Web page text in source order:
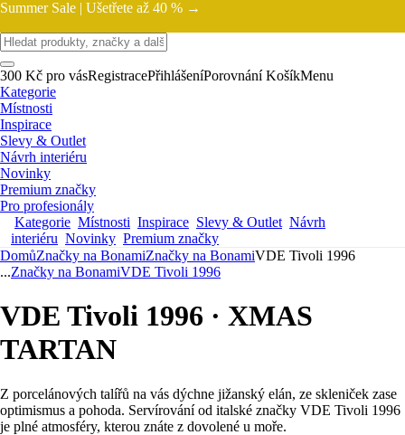
Summer Sale | Ušetřete až 40 % →
300 Kč pro vásRegistracePřihlášeníPorovnání KošíkMenu
Kategorie
Místnosti
Inspirace
Slevy & Outlet
Návrh interiéru
Novinky
Premium značky
Pro profesionály
Kategorie Místnosti Inspirace Slevy & Outlet Návrh
interiéru Novinky Premium značky
DomůZnačky na BonamiZnačky na BonamiVDE Tivoli 1996
...Značky na BonamiVDE Tivoli 1996
VDE Tivoli 1996 · XMAS
TARTAN
Z porcelánových talířů na vás dýchne jižanský elán, ze skleniček zase
optimismus a pohoda. Servírování od italské značky VDE Tivoli 1996
je plné atmosféry, kterou znáte z dovolené u moře.